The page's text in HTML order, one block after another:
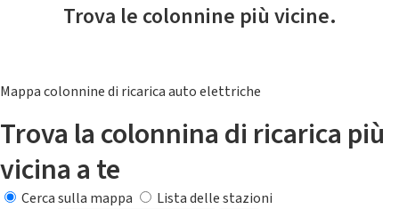
Trova le colonnine più vicine.
Mappa colonnine di ricarica auto elettriche
Trova la colonnina di ricarica più
vicina a te
Cerca sulla mappa
Lista delle stazioni